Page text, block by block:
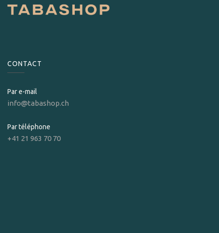
CONTACT
Par e-mail
info@tabashop.ch
Par téléphone
+41 21 963 70 70